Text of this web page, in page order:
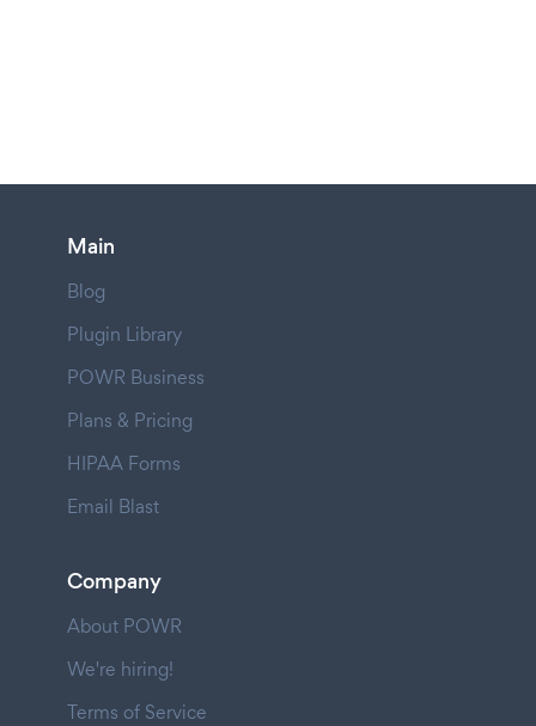
Main
Blog
Plugin Library
POWR Business
Plans & Pricing
HIPAA Forms
Email Blast
Company
About POWR
We're hiring!
Terms of Service